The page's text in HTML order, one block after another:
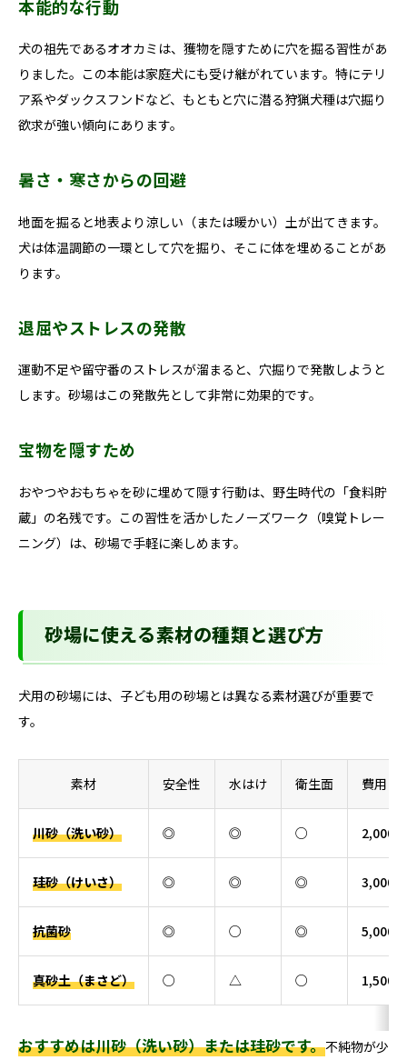
本能的な行動
犬の祖先であるオオカミは、獲物を隠すために穴を掘る習性があ
りました。この本能は家庭犬にも受け継がれています。特にテリ
ア系やダックスフンドなど、もともと穴に潜る狩猟犬種は穴掘り
欲求が強い傾向にあります。
暑さ・寒さからの回避
地面を掘ると地表より涼しい（または暖かい）土が出てきます。
犬は体温調節の一環として穴を掘り、そこに体を埋めることがあ
ります。
退屈やストレスの発散
運動不足や留守番のストレスが溜まると、穴掘りで発散しようと
します。砂場はこの発散先として非常に効果的です。
宝物を隠すため
おやつやおもちゃを砂に埋めて隠す行動は、野生時代の「食料貯
蔵」の名残です。この習性を活かしたノーズワーク（嗅覚トレー
ニング）は、砂場で手軽に楽しめます。
砂場に使える素材の種類と選び方
犬用の砂場には、子ども用の砂場とは異なる素材選びが重要で
す。
素材 安全性 水はけ 衛生面 費用（
川砂（洗い砂） ◎ ◎ ○ 2,000
珪砂（けいさ） ◎ ◎ ◎ 3,000
抗菌砂 ◎ ○ ◎ 5,000
真砂土（まさど） ○ △ ○ 1,500
おすすめは川砂（洗い砂）または珪砂です。不純物が少